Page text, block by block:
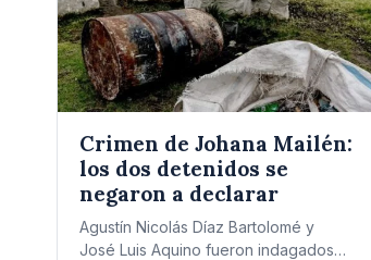
Crimen de Johana Mailén:
los dos detenidos se
negaron a declarar
Agustín Nicolás Díaz Bartolomé y
José Luis Aquino fueron indagados